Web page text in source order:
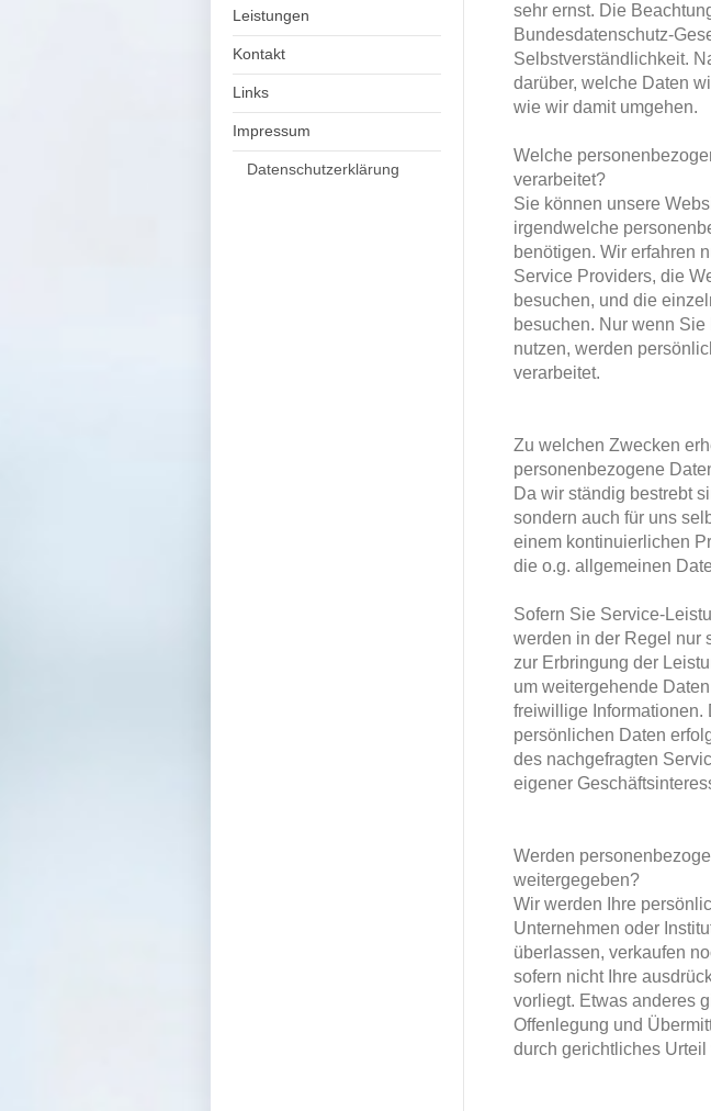
Leistungen
Kontakt
Links
Impressum
Datenschutzerklärung
sehr ernst. Die
Bundesdatenschutz-
Selbstverständlichkeit.
darüber, welche Daten
wie wir damit umgehen.
Welche
verarbeitet?
Sie können unsere
irgendwelche
benötigen. Wir erfahren
Service Providers, die
besuchen, und die
besuchen. Nur wenn
nutzen, werden
verarbeitet.
Zu welchen Zwecken
personenbezogene
Da wir ständig bestrebt
sondern auch für uns
einem kontinuierlichen
die o.g. allgemeinen
Sofern Sie Service-
werden in der Regel nur
zur Erbringung der
um weitergehende
freiwillige Informationen.
persönlichen Daten
des nachgefragten
eigener
Werden
weitergegeben?
Wir werden Ihre
Unternehmen oder
überlassen, verkaufen
sofern nicht Ihre
vorliegt. Etwas anderes
Offenlegung und
durch gerichtliches Urteil